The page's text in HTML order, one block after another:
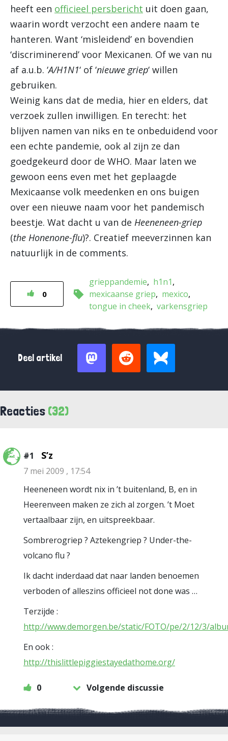
heeft een officieel persbericht uit doen gaan,
waarin wordt verzocht een andere naam te
hanteren. Want ‘misleidend’ en bovendien
‘discriminerend’ voor Mexicanen. Of we van nu
af a.u.b. ‘A/H1N1‘ of ‘nieuwe griep‘ willen
gebruiken.
Weinig kans dat de media, hier en elders, dat
verzoek zullen inwilligen. En terecht: het
blijven namen van niks en te onbeduidend voor
een echte pandemie, ook al zijn ze dan
goedgekeurd door de WHO. Maar laten we
gewoon eens even met het geplaagde
Mexicaanse volk meedenken en ons buigen
over een nieuwe naam voor het pandemisch
beestje. Wat dacht u van de Heeneneen-griep
(the Honenone-flu)?. Creatief meeverzinnen kan
natuurlijk in de comments.
0
grieppandemie
h1n1
mexicaanse griep
mexico
tongue in cheek varkensgriep
Deel artikel
Reacties (32)
#1 S’z
7 mei 2009 , 17:54
Heeneneen wordt nix in ’t buitenland, B, en in
Heerenveen maken ze zich al zorgen. ’t Moet
vertaalbaar zijn, en uitspreekbaar.
Sombrerogriep ? Aztekengriep ? Under-the-
volcano flu ?
Ik dacht inderdaad dat naar landen benoemen
verboden of alleszins officieel not done was …
Terzijde :
http://www.demorgen.be/static/FOTO/pe/2/12/3/
En ook :
http://thislittlepiggiestayedathome.org/
0 Volgende discussie